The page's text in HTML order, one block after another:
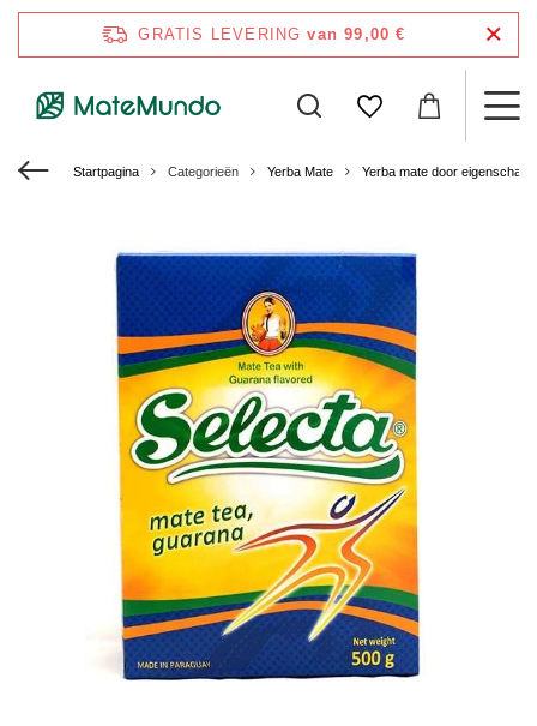
GRATIS LEVERING van 99,00 €
Startpagina Categorieën Yerba Mate Yerba mate door